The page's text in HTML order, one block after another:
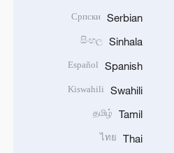
Serbian
Српски
Sinhala
සිංහල
Spanish
Español
Swahili
Kiswahili
Tamil
தமிழ்
Thai
ไทย